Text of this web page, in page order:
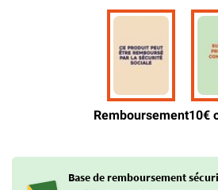
Base de remboursement